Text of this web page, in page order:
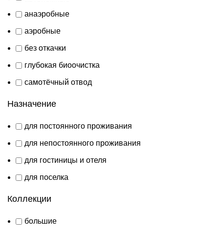
анаэробные
аэробные
без откачки
глубокая биоочистка
самотёчный отвод
Назначение
для постоянного проживания
для непостоянного проживания
для гостиницы и отеля
для поселка
Коллекции
большие